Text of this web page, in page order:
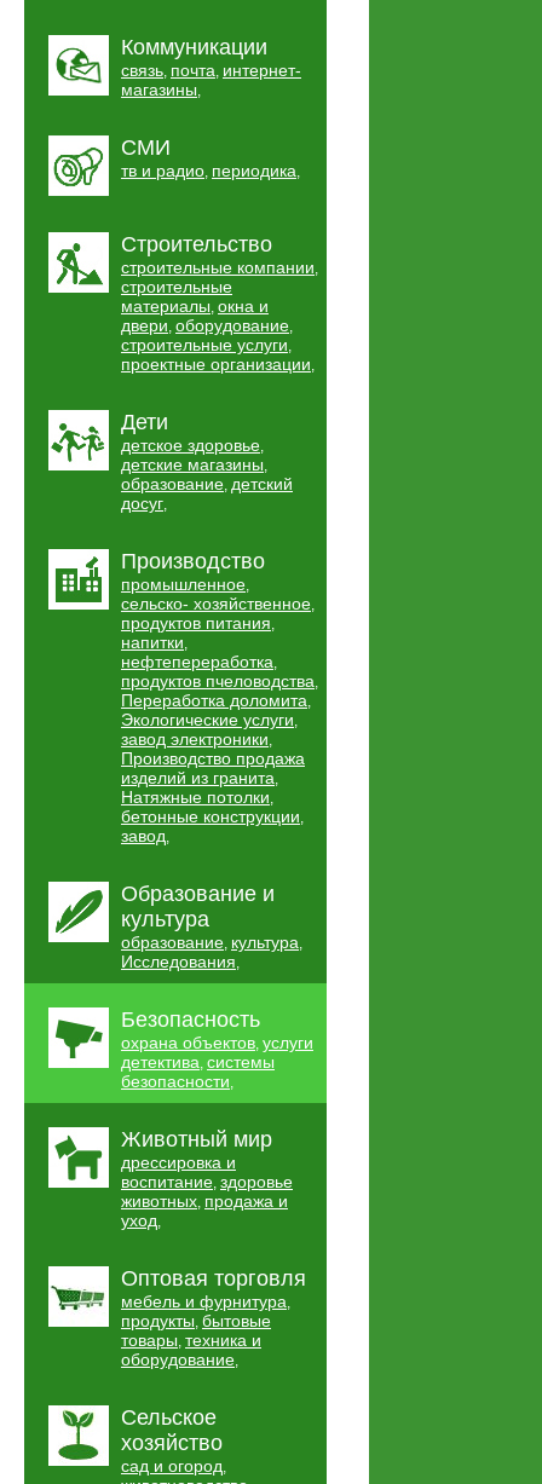
Коммуникации
связь, почта, интернет-
магазины,
СМИ
тв и радио, периодика,
Строительство
строительные компании,
строительные
материалы, окна и
двери, оборудование,
строительные услуги,
проектные организации,
Дети
детское здоровье,
детские магазины,
образование, детский
досуг,
Производство
промышленное,
сельско- хозяйственное,
продуктов питания,
напитки,
нефтепереработка,
продуктов пчеловодства,
Переработка доломита,
Экологические услуги,
завод электроники,
Производство продажа
изделий из гранита,
Натяжные потолки,
бетонные конструкции,
завод,
Образование и
культура
образование, культура,
Исследования,
Безопасность
охрана объектов, услуги
детектива, системы
безопасности,
Животный мир
дрессировка и
воспитание, здоровье
животных, продажа и
уход,
Оптовая торговля
мебель и фурнитура,
продукты, бытовые
товары, техника и
оборудование,
Сельское
хозяйство
сад и огород,